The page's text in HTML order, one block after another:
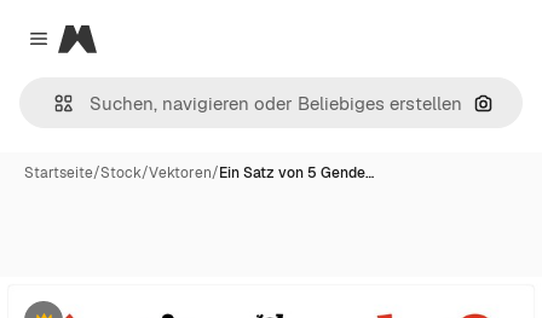
Close menu
Magnific
Nach
Startseite/Stock/Vektoren/Ein Satz von 5 Gende…